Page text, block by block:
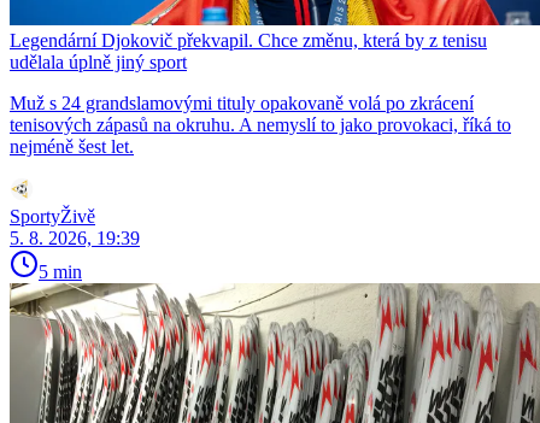
Legendární Djokovič překvapil. Chce změnu, která by z tenisu
udělala úplně jiný sport
Muž s 24 grandslamovými tituly opakovaně volá po zkrácení
tenisových zápasů na okruhu. A nemyslí to jako provokaci, říká to
nejméně šest let.
SportyŽivě
5. 8. 2026, 19:39
5 min